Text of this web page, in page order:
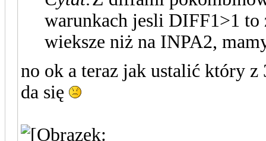
warunkach jesli DIFF1>1 to
wieksze niż na INPA2,
no ok a teraz jak ustalić który
da się